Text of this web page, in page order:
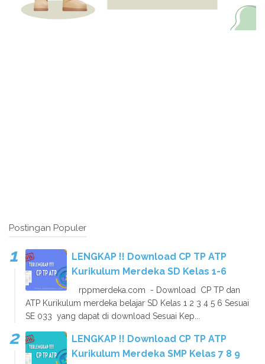
Postingan Populer
LENGKAP !! Download CP TP ATP
Kurikulum Merdeka SD Kelas 1-6
rppmerdeka.com - Download CP TP dan
ATP Kurikulum merdeka belajar SD Kelas 1 2 3 4 5 6 Sesuai
SE 033 yang dapat di download Sesuai Kep...
LENGKAP !! Download CP TP ATP
Kurikulum Merdeka SMP Kelas 7 8 9